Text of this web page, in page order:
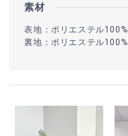
素材
表地：ポリエステル100%
裏地：ポリエステル100%